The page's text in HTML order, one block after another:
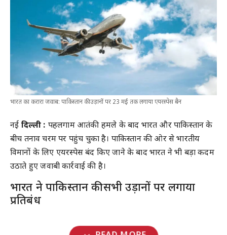
भारत का करारा जवाब: पाकिस्तान की उड़ानों पर 23 मई तक लगाया एयरस्पेस बैन
नई दिल्ली : पहलगाम आतंकी हमले के बाद भारत और पाकिस्तान के
बीच तनाव चरम पर पहुंच चुका है। पाकिस्तान की ओर से भारतीय
विमानों के लिए एयरस्पेस बंद किए जाने के बाद भारत ने भी बड़ा कदम
उठाते हुए जवाबी कार्रवाई की है।
भारत ने पाकिस्तान की सभी उड़ानों पर लगाया
प्रतिबंध